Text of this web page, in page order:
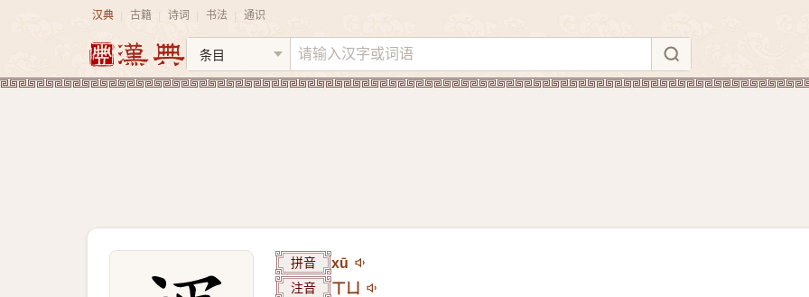
汉典 古籍 诗词 书法 通识
拼音 xū
注音 ㄒㄩ